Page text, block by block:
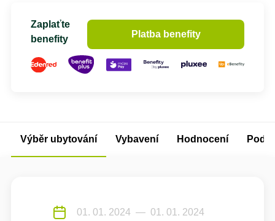
Zaplaťte
benefity
Platba benefity
Výběr ubytování Vybavení Hodnocení